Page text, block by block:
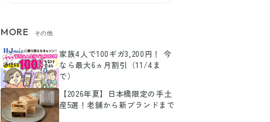
MORE その他
家族4人で100ギガ3,200円！ 今
なら最大6ヵ月割引（11/4ま
で）
【2026年夏】日本橋限定の手土
産5選！老舗から新ブランドまで